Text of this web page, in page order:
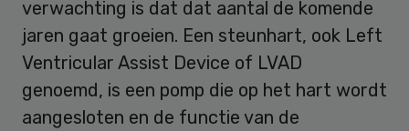
verwachting is dat dat aantal de komende
jaren gaat groeien. Een steunhart, ook Left
Ventricular Assist Device of LVAD
genoemd, is een pomp die op het hart wordt
aangesloten en de functie van de